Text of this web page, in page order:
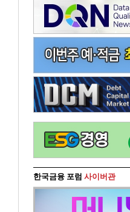
한국금융 포럼 사이버관